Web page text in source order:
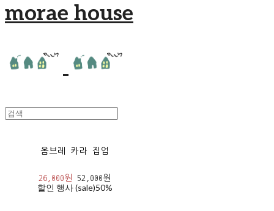
morae house
옴브레 카라 집업
26,000원 52,000원
할인 행사 (sale)50%